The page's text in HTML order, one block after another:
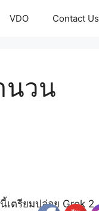
VDO Contact Us
นวน
เตรียมปล่อย Grok 2